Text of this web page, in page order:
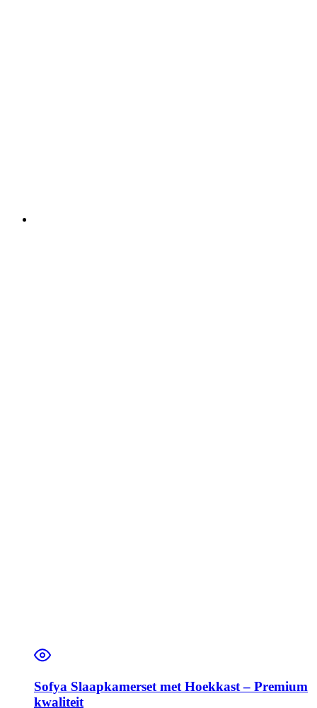
Sofya Slaapkamerset met Hoekkast – Premium
kwaliteit